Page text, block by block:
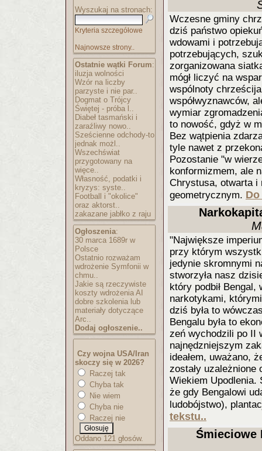
Wyszukaj na stronach:
Kryteria szczegółowe
Najnowsze strony..
Ostatnie wątki Forum:
iluzja wolności
Wzór na liczby
parzyste i nie par..
Dogmat o Trójcy
Świętej - próba l..
Diabeł tasmański i
zaraźliwy nowo..
Sześcienne odchody-to
jednak możl..
Wszechświat
przygotowany na
więce..
Własność, podatki i
kryzys: syste..
Football i "okolice"
oraz aktorst..
zakazane jabłko z raju
Ogłoszenia:
30 marca 1689r w
Polsce
Ostatnio rozważam
wdrożenie Symfonii w
chmu..
Jakie są rzeczywiste
koszty wdrożenia AI
dobre szkolenia lub
materiały dotyczące
Arc..
Dodaj ogłoszenie..
Czy wojna USA/Iran
skoczy się w 2026?
Raczej tak
Chyba tak
Nie wiem
Chyba nie
Raczej nie
Oddano 121 głosów.
Wczesne gminy
dziś państwo
wdowami i
potrzebujących,
zorganizowana
mógł liczyć na
wspólnoty
współwyznawców,
wymiar
to nowość, gdyż w
Bez wątpienia
tyle nawet z
Pozostanie "w
konformizmem, ale
Chrystusa, otwarta i
geometrycznym.
"Największe
przy którym
jedynie skromnymi
stworzyła nasz
który podbił
narkotykami,
dziś była to
Bengalu była to
zeń wychodzili po II
najnędzniejszym
ideałem, uważano,
zostały uzależnione
Wiekiem
że gdy Bengalowi
ludobójstwo),
tekstu..
Śmieciowe